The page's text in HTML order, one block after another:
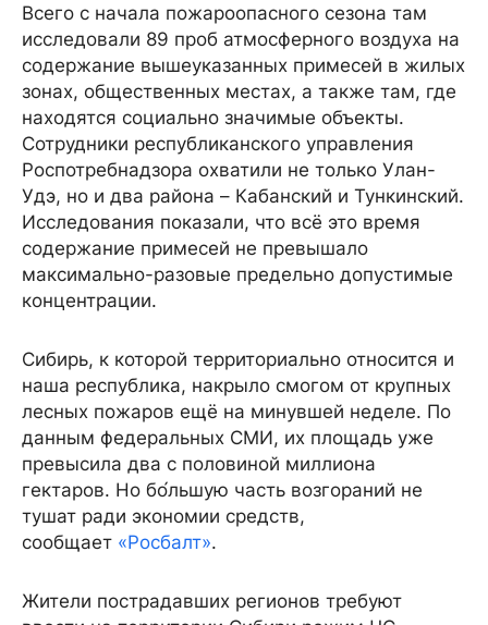
Всего с начала пожароопасного сезона там
исследовали 89 проб атмосферного воздуха на
содержание вышеуказанных примесей в жилых
зонах, общественных местах, а также там, где
находятся социально значимые объекты.
Сотрудники республиканского управления
Роспотребнадзора охватили не только Улан-
Удэ, но и два района – Кабанский и Тункинский.
Исследования показали, что всё это время
содержание примесей не превышало
максимально-разовые предельно допустимые
концентрации.
Сибирь, к которой территориально относится и
наша республика, накрыло смогом от крупных
лесных пожаров ещё на минувшей неделе. По
данным федеральных СМИ, их площадь уже
превысила два с половиной миллиона
гектаров. Но бо́льшую часть возгораний не
тушат ради экономии средств,
сообщает «Росбалт».
Жители пострадавших регионов требуют